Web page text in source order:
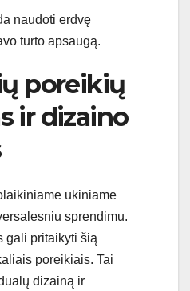
naudoti erdvę
turto apsaugą.
poreikių
ir dizaino
ūkiniame
sprendimu.
gali pritaikyti šią
poreikiais. Tai
dizainą ir